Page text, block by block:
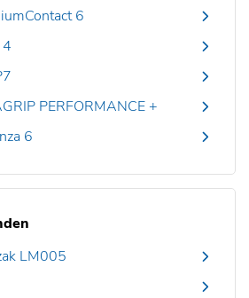
6
PERFORMANCE +
6
LM005